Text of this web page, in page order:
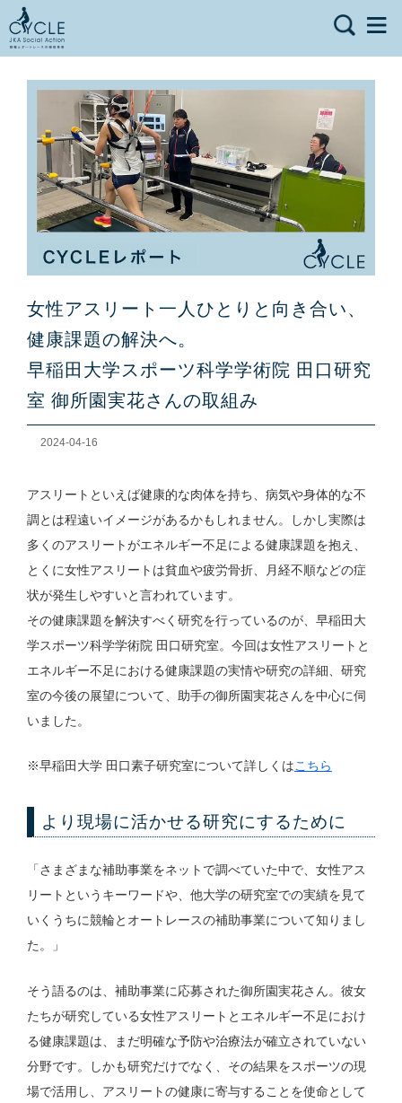
女性アスリート一人ひとりと向き合い、
健康課題の解決へ。
早稲田大学スポーツ科学学術院 田口研究
室 御所園実花さんの取組み
2024-04-16
アスリートといえば健康的な肉体を持ち、病気や身体的な不
調とは程遠いイメージがあるかもしれません。しかし実際は
多くのアスリートがエネルギー不足による健康課題を抱え、
とくに女性アスリートは貧血や疲労骨折、月経不順などの症
状が発生しやすいと言われています。
その健康課題を解決すべく研究を行っているのが、早稲田大
学スポーツ科学学術院 田口研究室。今回は女性アスリートと
エネルギー不足における健康課題の実情や研究の詳細、研究
室の今後の展望について、助手の御所園実花さんを中心に伺
いました。
※早稲田大学 田口素子研究室について詳しくはこちら
より現場に活かせる研究にするために
「さまざまな補助事業をネットで調べていた中で、女性アス
リートというキーワードや、他大学の研究室での実績を見て
いくうちに競輪とオートレースの補助事業について知りまし
た。」
そう語るのは、補助事業に応募された御所園実花さん。彼女
たちが研究している女性アスリートとエネルギー不足におけ
る健康課題は、まだ明確な予防や治療法が確立されていない
分野です。しかも研究だけでなく、その結果をスポーツの現
場で活用し、アスリートの健康に寄与することを使命として